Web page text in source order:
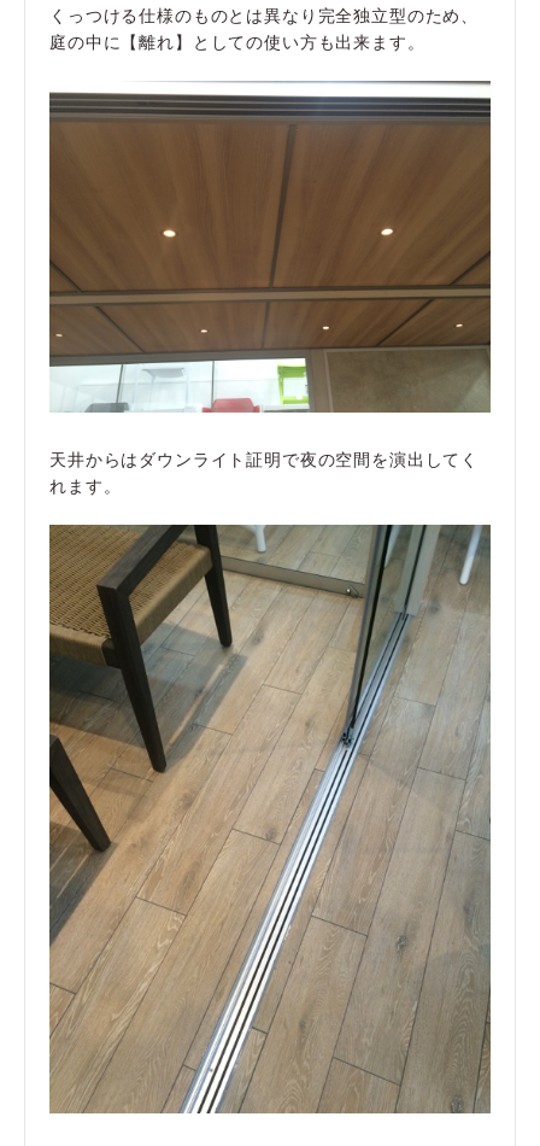
くっつける仕様のものとは異なり完全独立型のため、
庭の中に【離れ】としての使い方も出来ます。
天井からはダウンライト証明で夜の空間を演出してく
れます。